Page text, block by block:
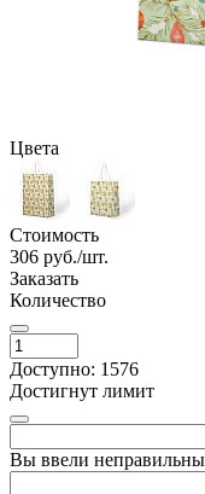
Цвета
Стоимость
306 руб./шт.
Заказать
Количество
Доступно: 1576
Достигнут лимит
Вы ввели